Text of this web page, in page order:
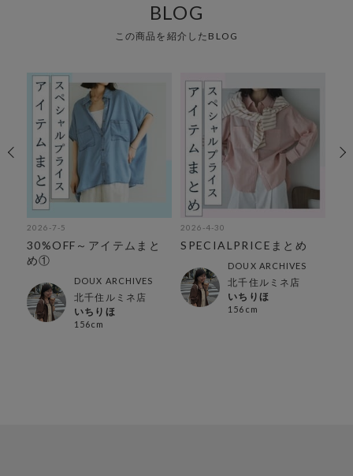
BLOG
この商品を紹介したBLOG
2026-7-5
30%OFF～アイテムまと
め①
DOUX ARCHIVES
北千住ルミネ店
いちりほ
156cm
2026-4-30
SPECIALPRICEまとめ
DOUX ARCHIVES
北千住ルミネ店
いちりほ
156cm